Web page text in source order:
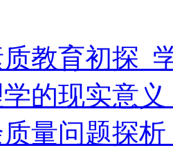
教育初探_
的现实意
量问题探